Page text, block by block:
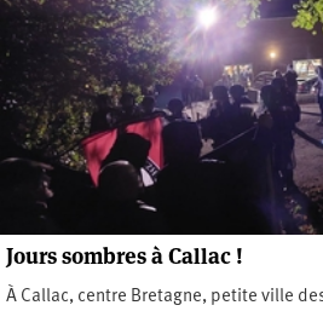
Jours sombres à Callac !
À Callac, centre Bretagne, petite ville